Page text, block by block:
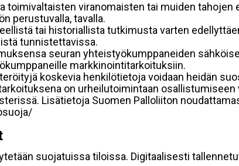
toimivaltaisten viranomaisten tai muiden
perustuvalla, tavalla.
tai historiallista tutkimusta varten
tunnistettavissa.
seuran yhteistyökumppaneiden
markkinointitarkoituksiin.
koskevia henkilötietoja voidaan heidän
on urheilutoimintaan
Lisätietoja Suomen Palloliiton
suojatuissa tiloissa. Digitaalisesti